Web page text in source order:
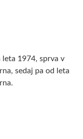
1974, sprva v
sedaj pa od leta